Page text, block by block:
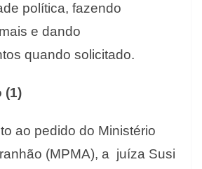
política, fazendo
e dando
quando solicitado.
(1)
ao pedido do Ministério
(MPMA), a juíza Susi